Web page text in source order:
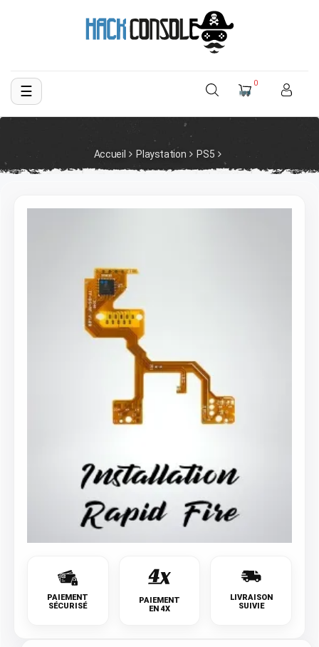
Basculer
☰ 0
Accueil Playstation PS5
PAIEMENT
SÉCURISÉ
PAIEMENT
EN 4X
LIVRAISON
SUIVIE